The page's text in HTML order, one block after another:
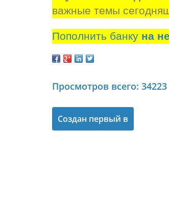
важные темы
Пополнить банку на
Просмотров всего: 34223
Создан первый в